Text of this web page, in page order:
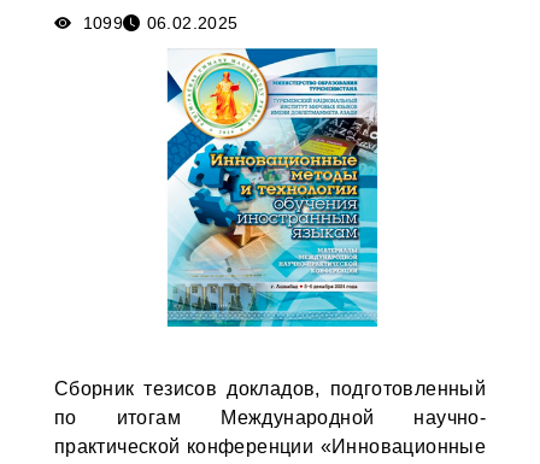
1099 06.02.2025
Сборник тезисов докладов, подготовленный
по итогам Международной научно-
практической конференции «Инновационные